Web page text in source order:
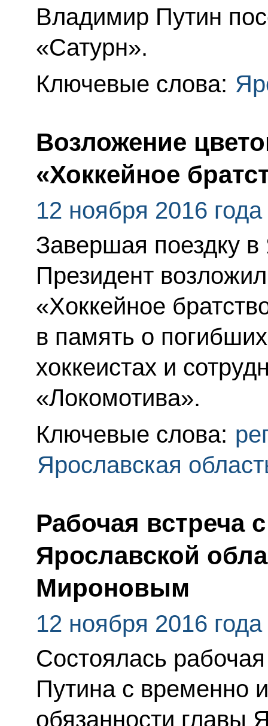
Владимир Путин
«Сатурн».
Ключевые слова:
Возложение
«Хоккейное
12 ноября 2016 года
Завершая поездку
Президент
«Хоккейное
в память о
хоккеистах и
«Локомотива».
Ключевые слова:
Ярославская
Рабочая встреча
Ярославской
Мироновым
12 ноября 2016 года
Состоялась
Путина с временно
обязанности главы